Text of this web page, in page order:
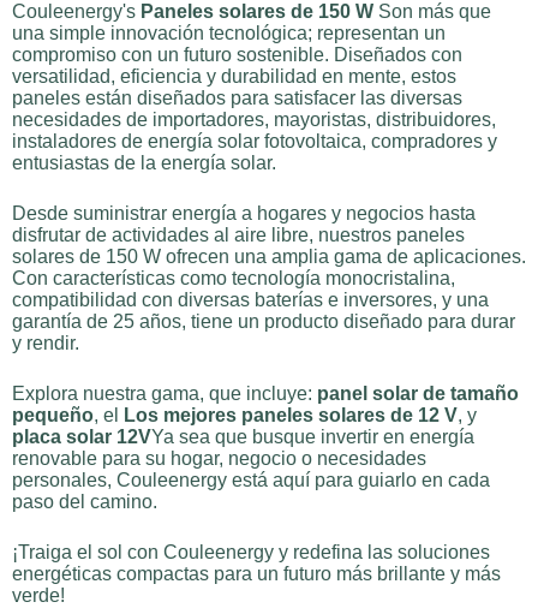
Couleenergy's Paneles solares de 150 W Son más que
una simple innovación tecnológica; representan un
compromiso con un futuro sostenible. Diseñados con
versatilidad, eficiencia y durabilidad en mente, estos
paneles están diseñados para satisfacer las diversas
necesidades de importadores, mayoristas, distribuidores,
instaladores de energía solar fotovoltaica, compradores y
entusiastas de la energía solar.
Desde suministrar energía a hogares y negocios hasta
disfrutar de actividades al aire libre, nuestros paneles
solares de 150 W ofrecen una amplia gama de aplicaciones.
Con características como tecnología monocristalina,
compatibilidad con diversas baterías e inversores, y una
garantía de 25 años, tiene un producto diseñado para durar
y rendir.
Explora nuestra gama, que incluye: panel solar de tamaño
pequeño, el Los mejores paneles solares de 12 V, y
placa solar 12VYa sea que busque invertir en energía
renovable para su hogar, negocio o necesidades
personales, Couleenergy está aquí para guiarlo en cada
paso del camino.
¡Traiga el sol con Couleenergy y redefina las soluciones
energéticas compactas para un futuro más brillante y más
verde!